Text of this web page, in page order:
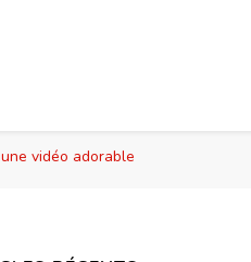
vidéo adorable